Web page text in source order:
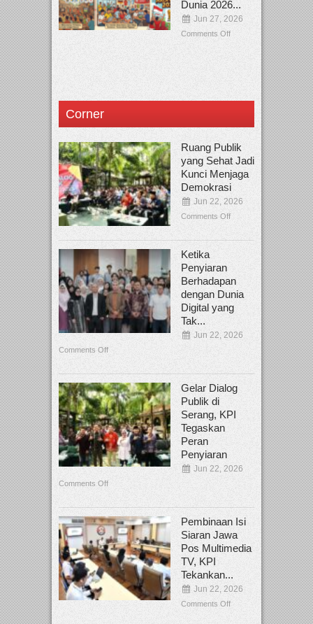
Dunia 2026...
Jun 27, 2026
Comments Off
Corner
Ruang Publik
yang Sehat Jadi
Kunci Menjaga
Demokrasi
Jun 22, 2026
Comments Off
Ketika
Penyiaran
Berhadapan
dengan Dunia
Digital yang
Tak...
Jun 22, 2026
Comments Off
Gelar Dialog
Publik di
Serang, KPI
Tegaskan
Peran
Penyiaran
Jun 22, 2026
Comments Off
Pembinaan Isi
Siaran Jawa
Pos Multimedia
TV, KPI
Tekankan...
Jun 22, 2026
Comments Off